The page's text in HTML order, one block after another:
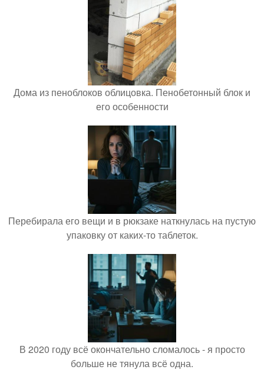
Дома из пеноблоков облицовка. Пенобетонный блок и
его особенности
Перебирала его вещи и в рюкзаке наткнулась на пустую
упаковку от каких-то таблеток.
В 2020 году всё окончательно сломалось - я просто
больше не тянула всё одна.